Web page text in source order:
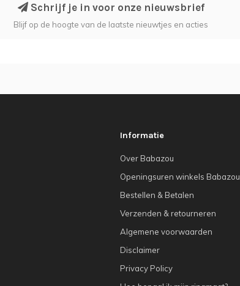
Schrijf je in voor onze nieuwsbrief
Blijf op de hoogte van de laatste nieuwtjes en acties
Informatie
Over Babazou
Openingsuren winkels Babazou
Bestellen & Betalen
Verzenden & retourneren
Algemene voorwaarden
Disclaimer
Privacy Policy